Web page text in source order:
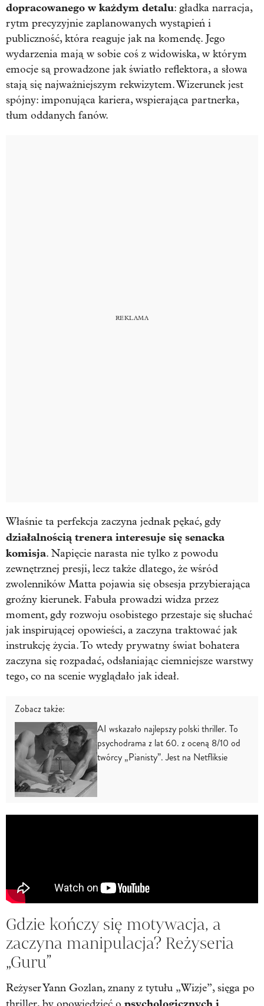
dopracowanego w każdym detalu: gładka narracja,
rytm precyzyjnie zaplanowanych wystąpień i
publiczność, która reaguje jak na komendę. Jego
wydarzenia mają w sobie coś z widowiska, w którym
emocje są prowadzone jak światło reflektora, a słowa
stają się najważniejszym rekwizytem. Wizerunek jest
spójny: imponująca kariera, wspierająca partnerka,
tłum oddanych fanów.
Właśnie ta perfekcja zaczyna jednak pękać, gdy
działalnością trenera interesuje się senacka
komisja. Napięcie narasta nie tylko z powodu
zewnętrznej presji, lecz także dlatego, że wśród
zwolenników Matta pojawia się obsesja przybierająca
groźny kierunek. Fabuła prowadzi widza przez
moment, gdy rozwoju osobistego przestaje się słuchać
jak inspirującej opowieści, a zaczyna traktować jak
instrukcję życia. To wtedy prywatny świat bohatera
zaczyna się rozpadać, odsłaniając ciemniejsze warstwy
tego, co na scenie wyglądało jak ideał.
Zobacz także:
AI wskazało najlepszy polski thriller. To
psychodrama z lat 60. z oceną 8/10 od
twórcy „Pianisty”. Jest na Netfliksie
Gdzie kończy się motywacja, a
zaczyna manipulacja? Reżyseria
„Guru”
Reżyser Yann Gozlan, znany z tytułu „Wizje”, sięga po